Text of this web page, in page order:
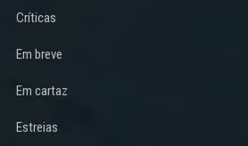
Críticas
Em breve
Em cartaz
Estreias